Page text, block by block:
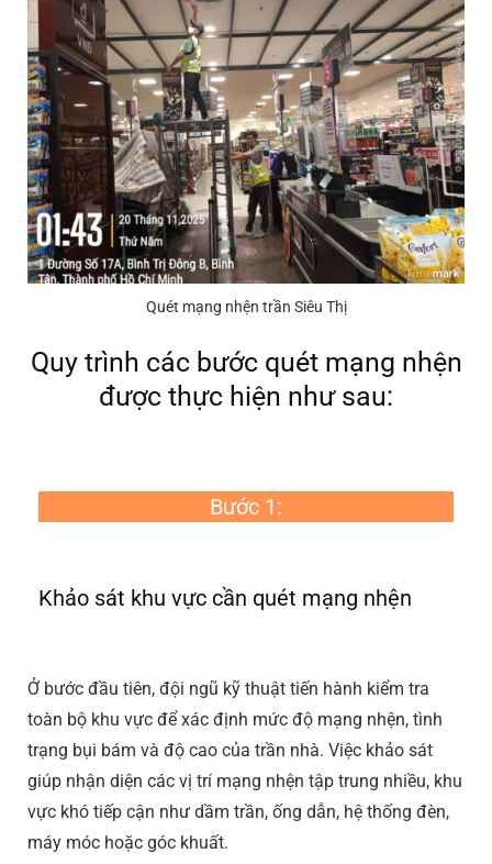
Quét mạng nhện trần Siêu Thị
Quy trình các bước quét mạng nhện
được thực hiện như sau:
Bước 1:
Khảo sát khu vực cần quét mạng nhện
Ở bước đầu tiên, đội ngũ kỹ thuật tiến hành kiểm tra
toàn bộ khu vực để xác định mức độ mạng nhện, tình
trạng bụi bám và độ cao của trần nhà. Việc khảo sát
giúp nhận diện các vị trí mạng nhện tập trung nhiều, khu
vực khó tiếp cận như dầm trần, ống dẫn, hệ thống đèn,
máy móc hoặc góc khuất.